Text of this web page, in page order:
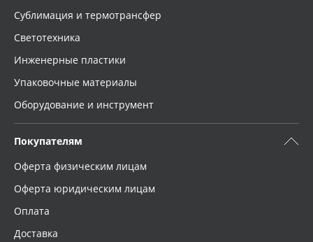
Сублимация и термотрансфер
Светотехника
Инженерные пластики
Упаковочные материалы
Оборудование и инструмент
Покупателям
Оферта физическим лицам
Оферта юридическим лицам
Оплата
Доставка